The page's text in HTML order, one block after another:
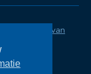
Niels van